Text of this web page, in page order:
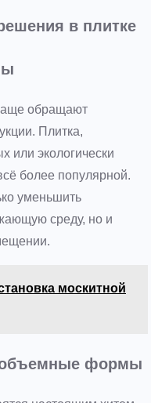
в плитке
обращают
Плитка,
или экологически
более популярной.
уменьшить
среду, но и
москитной
объемные формы